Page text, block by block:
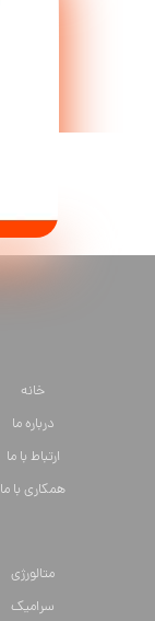
خانه
درباره ما
ارتباط با ما
همکاری با ما
متالورژي
سراميك